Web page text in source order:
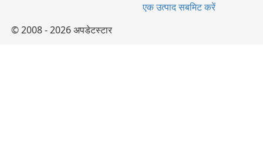
एक उत्पाद सबमिट करें
© 2008 - 2026 अपडेटस्टार